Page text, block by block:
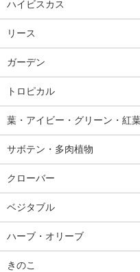
ハイビスカス
リース
ガーデン
トロピカル
葉・アイビー・グリーン・紅
サボテン・多肉植物
クローバー
ベジタブル
ハーブ・オリーブ
きのこ